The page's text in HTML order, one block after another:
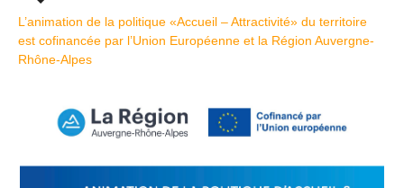
L’animation de la politique «Accueil – Attractivité» du territoire
est cofinancée par l’Union Européenne et la Région Auvergne-
Rhône-Alpes